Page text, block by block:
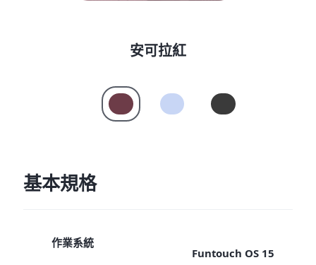
安可拉紅
基本規格
作業系統
Funtouch OS 15